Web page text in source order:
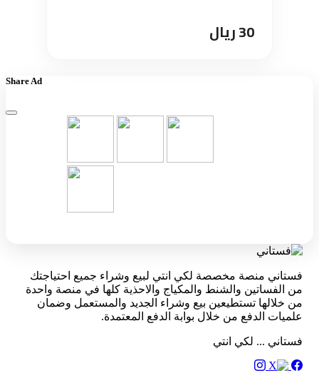
30 ريال
Share Ad
فستاني منصة مخصصة لكي انتي لبيع وشراء جميع احتياجتك
من الفساتين والشنط والمكياج والاحذية كلها في منصة واحدة
من خلالها تستطيعين بيع وشراء الجديد والمستعمل وضمان
علميات الدفع من خلال بوابة الدفع المعتمدة.
فستاني ... لكي انتي